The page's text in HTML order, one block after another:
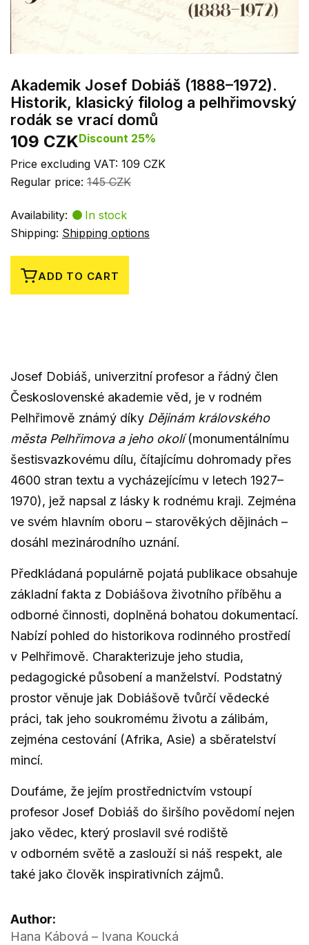
Akademik Josef Dobiáš (1888–1972).
Historik, klasický filolog a pelhřimovský
rodák se vrací domů
109 CZKDiscount 25%
Price excluding VAT: 109 CZK
Regular price: 145 CZK
Availability:
In stock
Shipping: Shipping options
ADD TO CART
Josef Dobiáš, univerzitní profesor a řádný člen
Československé akademie věd, je v rodném
Pelhřimově známý díky Dějinám královského
města Pelhřimova a jeho okolí(monumentálnímu
šestisvazkovému dílu, čítajícímu dohromady přes
4600 stran textu a vycházejícímu v letech 1927–
1970), jež napsal z lásky k rodnému kraji. Zejména
ve svém hlavním oboru – starověkých dějinách –
dosáhl mezinárodního uznání.
Předkládaná populárně pojatá publikace obsahuje
základní fakta z Dobiášova životního příběhu a
odborné činnosti, doplněná bohatou dokumentací.
Nabízí pohled do historikova rodinného prostředí
v Pelhřimově. Charakterizuje jeho studia,
pedagogické působení a manželství. Podstatný
prostor věnuje jak Dobiášově tvůrčí vědecké
práci, tak jeho soukromému životu a zálibám,
zejména cestování (Afrika, Asie) a sběratelství
mincí.
Doufáme, že jejím prostřednictvím vstoupí
profesor Josef Dobiáš do širšího povědomí nejen
jako vědec, který proslavil své rodiště
v odborném světě a zaslouží si náš respekt, ale
také jako člověk inspirativních zájmů.
Author:
Hana Kábová – Ivana Koucká